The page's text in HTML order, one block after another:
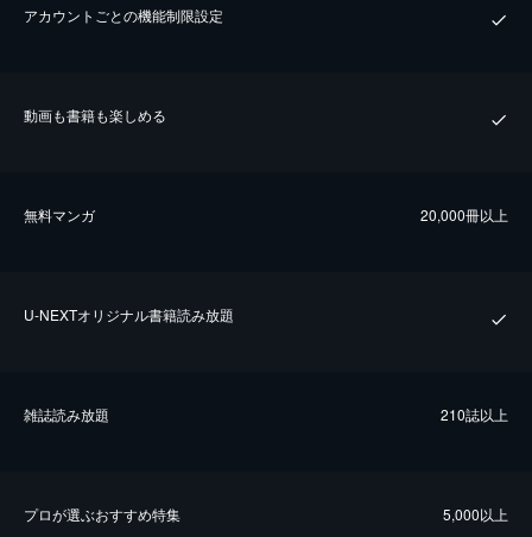
アカウントごとの機能制限設定
動画も書籍も楽しめる
無料マンガ 20,000冊以上
U-NEXTオリジナル書籍読み放題
雑誌読み放題 210誌以上
プロが選ぶおすすめ特集 5,000以上